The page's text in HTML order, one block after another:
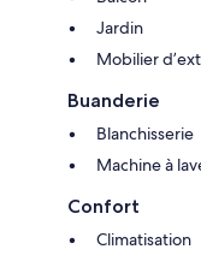
Jardin
Mobilier
Buanderie
Blanchisserie
Machine à
Confort
Climatisation